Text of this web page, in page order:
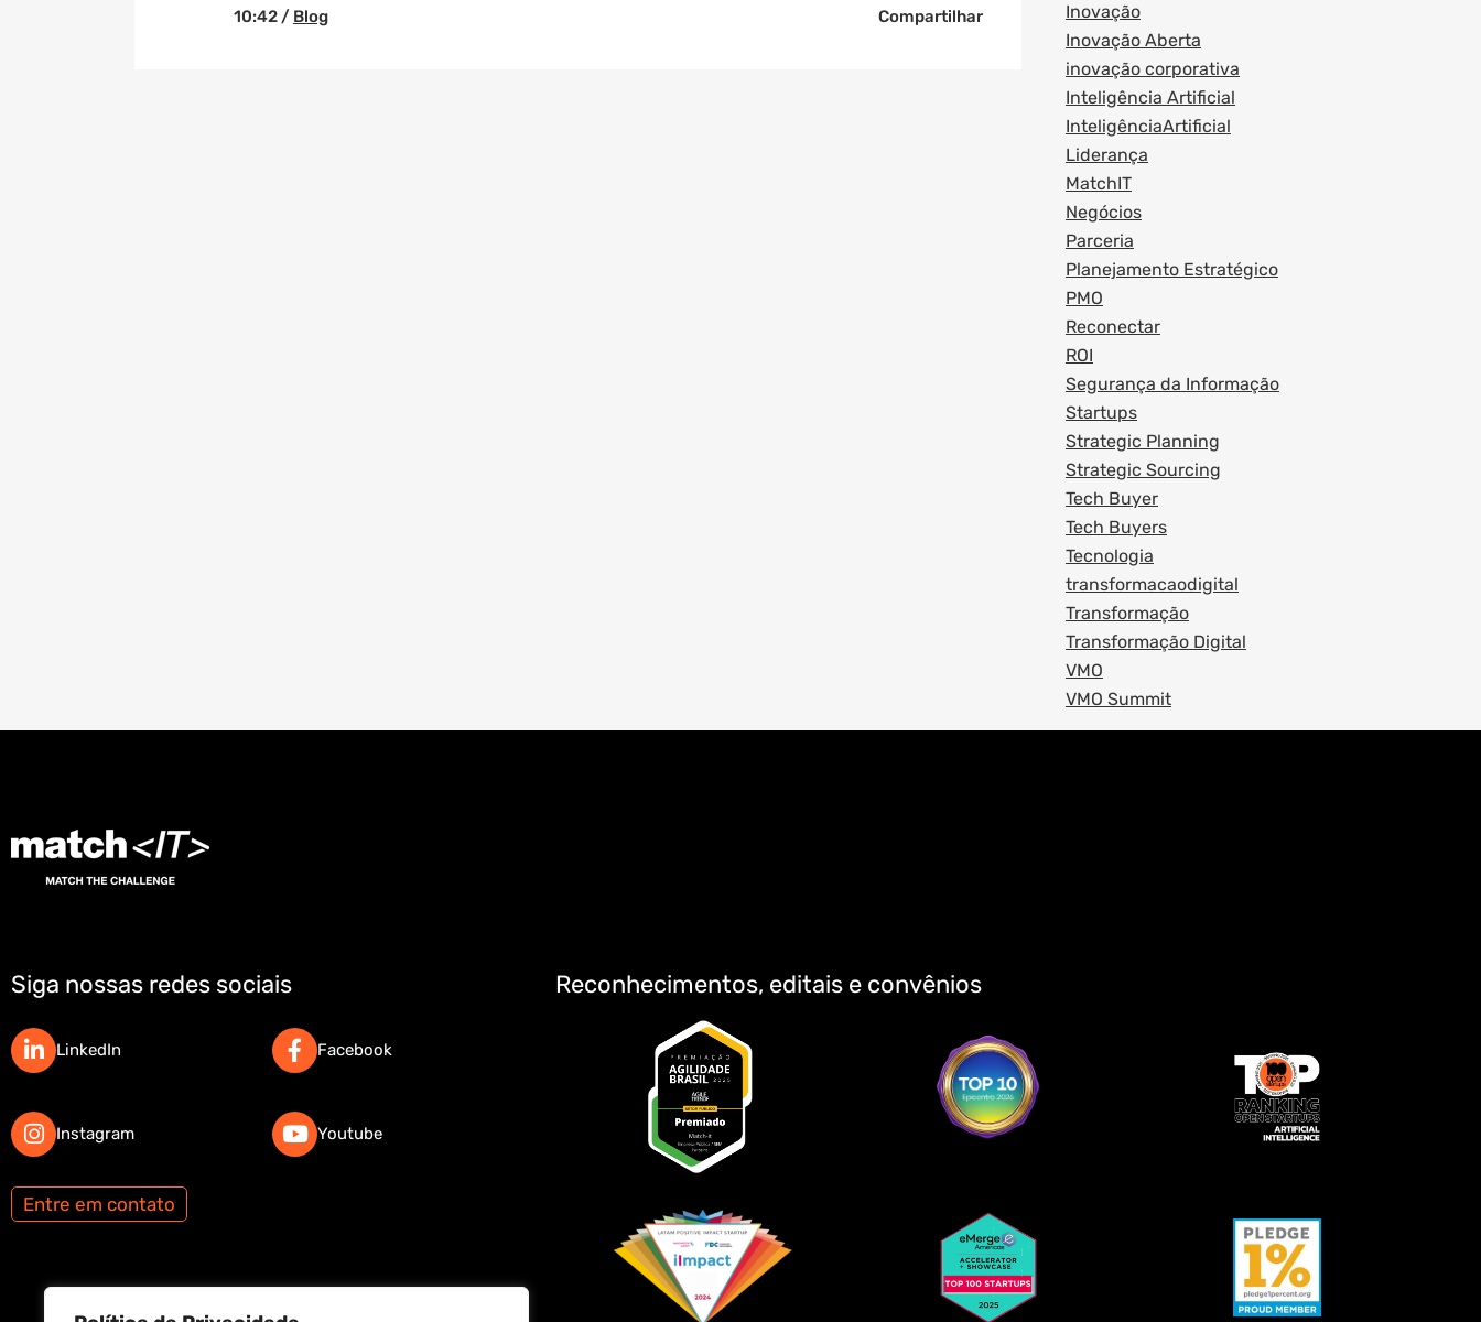
10:42 / Blog Compartilhar
Inovação
Inovação Aberta
inovação corporativa
Inteligência Artificial
InteligênciaArtificial
Liderança
MatchIT
Negócios
Parceria
Planejamento Estratégico
PMO
Reconectar
ROI
Segurança da Informação
Startups
Strategic Planning
Strategic Sourcing
Tech Buyer
Tech Buyers
Tecnologia
transformacaodigital
Transformação
Transformação Digital
VMO
VMO Summit
Siga nossas redes sociais
LinkedIn
Instagram
Facebook
Youtube
Entre em contato
Reconhecimentos, editais e convênios